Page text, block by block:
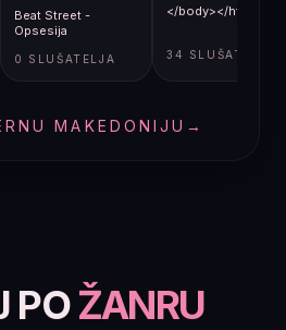
Beat Street -
Opsesija
0 SLUŠATELJA
</body></html>
34 SLUŠATELJA
MAKEDONIJU →
POŽANRU